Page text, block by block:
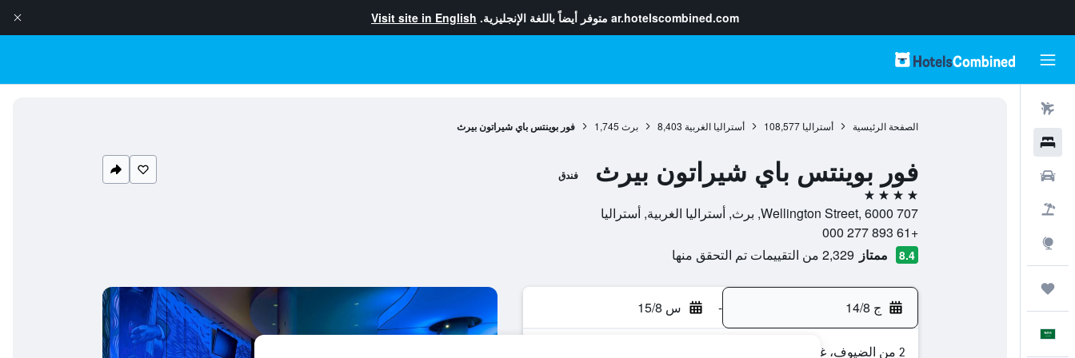
ar.hotelscombined.com متوفر أيضاً باللغة الإنجليزية. Visit site in English
الصفحة الرئيسية أستراليا 108,577 أستراليا الغربية 8,403 برث 1,745 فور بوينتس باي شيراتون بيرث
فور بوينتس باي شيراتون بيرث فندق
4 نجوم
707 Wellington Street, 6000, برث, أستراليا الغربية, أستراليا
+61 893 277 000
8.4 ممتاز 2,329 من التقييمات تم التحقق منها
ج 14/8 - س 15/8
2 من الضيوف، غرفة واحدة